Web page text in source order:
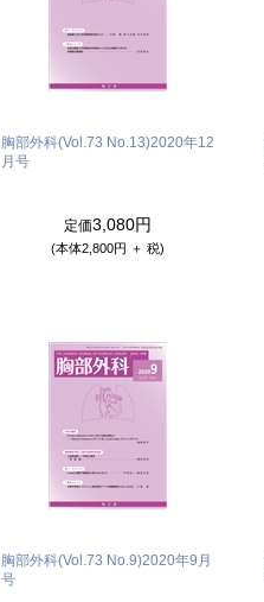
胸部外科(Vol.73 No.13)2020年12
月号
定価3,080円
(本体2,800円 ＋ 税)
胸部外科(Vol.73 No.9)2020年9月
号